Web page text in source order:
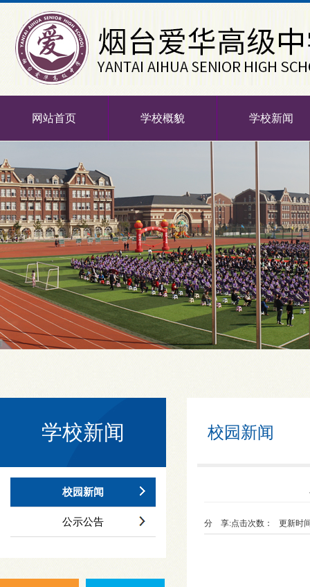
网站首页 学校概貌 学校新闻
学校新闻
校园新闻
公示公告
校园新闻
点击次数： 更新时
分 享: